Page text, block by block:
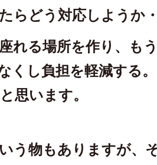
らどう対応しようか
れる場所を作り、も
くし負担を軽減する。
思います。
う物もありますが、